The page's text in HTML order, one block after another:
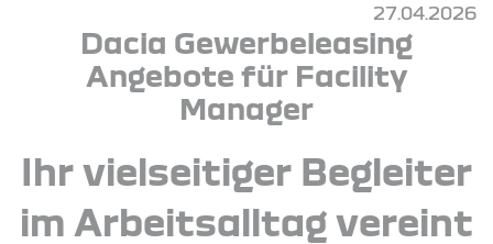
27.04.2026
Dacia Gewerbeleasing
Angebote für Facility
Manager
Ihr vielseitiger Begleiter
im Arbeitsalltag vereint